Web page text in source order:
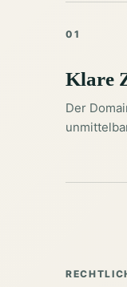
01
Klare
Der